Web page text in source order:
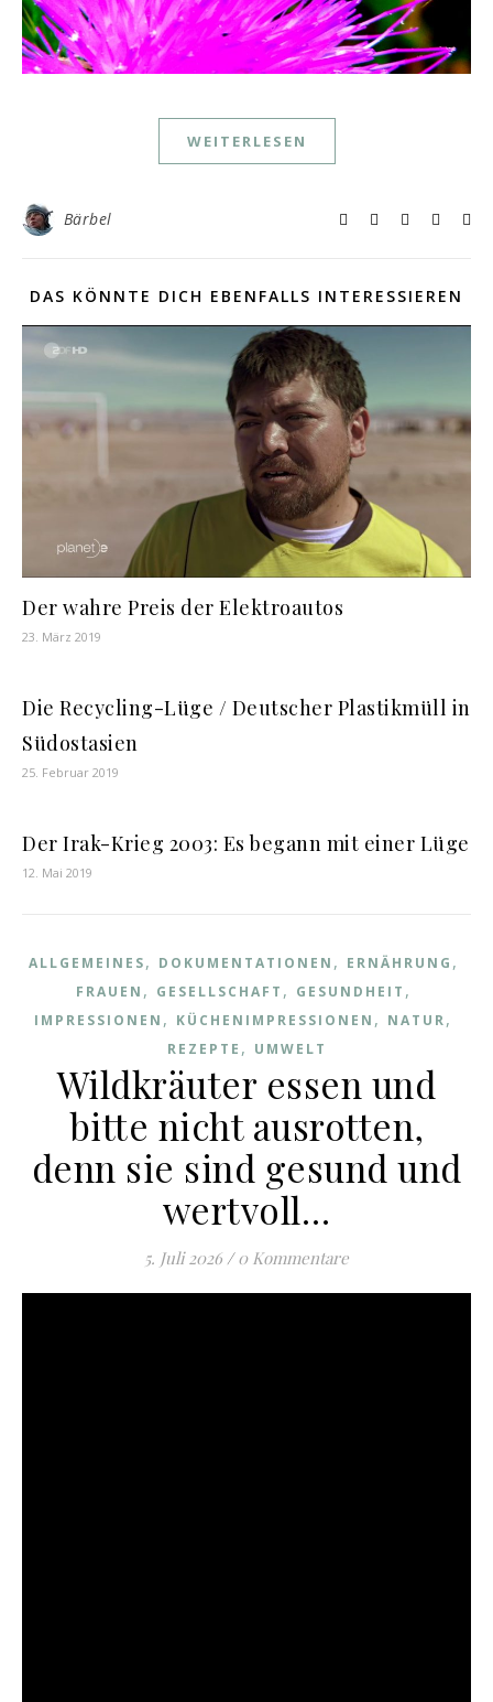
WEITERLESEN
Bärbel
DAS KÖNNTE DICH EBENFALLS INTERESSIEREN
Der wahre Preis der Elektroautos
23. März 2019
Die Recycling-Lüge / Deutscher Plastikmüll in
Südostasien
25. Februar 2019
Der Irak-Krieg 2003: Es begann mit einer Lüge
12. Mai 2019
ALLGEMEINES, DOKUMENTATIONEN , ERNÄHRUNG ,
FRAUEN , GESELLSCHAFT , GESUNDHEIT ,
IMPRESSIONEN , KÜCHENIMPRESSIONEN , NATUR,
REZEPTE , UMWELT
Wildkräuter essen und
bitte nicht ausrotten,
denn sie sind gesund und
wertvoll…
5. Juli 2026 / 0 Kommentare